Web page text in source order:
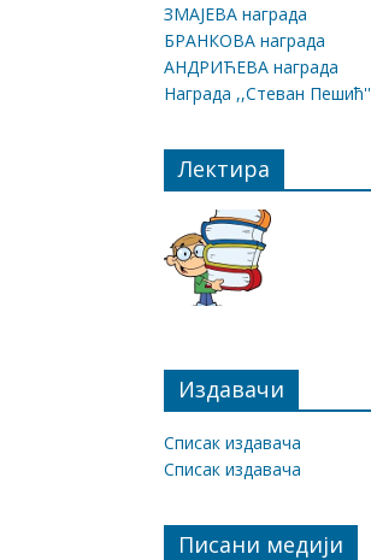
ЗМАЈЕВА награда
БРАНКОВА награда
АНДРИЋЕВА награда
Награда ,,Стеван Пешић''
Лектира
Издавачи
Списак издавача
Списак издавача
Писани медији